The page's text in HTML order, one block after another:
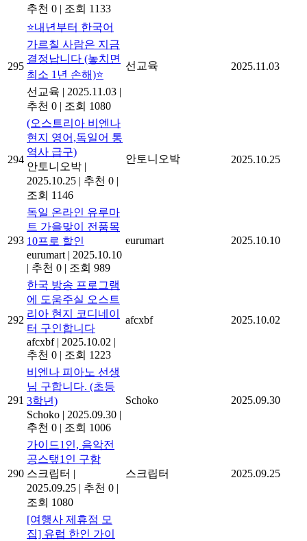
추천 0 | 조회 1133
295
⭐내년부터 한국어
가르칠 사람은 지금
결정납니다 (놓치면
최소 1년 손해)⭐
선교육 | 2025.11.03 |
추천 0 | 조회 1080
선교육 2025.11.03
294
(오스트리아 비엔나
현지 영어,독일어 통
역사 급구)
안토니오박 |
2025.10.25 | 추천 0 |
조회 1146
안토니오박 2025.10.25
293
독일 온라인 유루마
트 가을맞이 전품목
10프로 할인
eurumart | 2025.10.10
| 추천 0 | 조회 989
eurumart 2025.10.10
292
한국 방송 프로그램
에 도움주실 오스트
리아 현지 코디네이
터 구인합니다
afcxbf | 2025.10.02 |
추천 0 | 조회 1223
afcxbf 2025.10.02
291
비엔나 피아노 선생
님 구합니다. (초등
3학년)
Schoko | 2025.09.30 |
추천 0 | 조회 1006
Schoko 2025.09.30
290
가이드1인, 음악전
공스탶1인 구함
스크립터 |
2025.09.25 | 추천 0 |
조회 1080
스크립터 2025.09.25
[여행사 제휴점 모
집] 유럽 한인 가이